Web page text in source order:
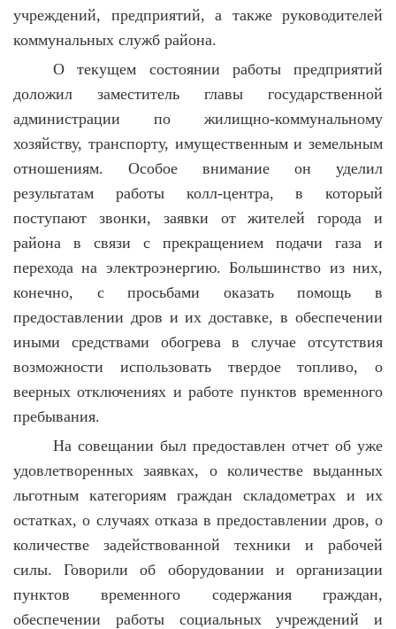
учреждений, предприятий, а также руководителей
коммунальных служб района.
О текущем состоянии работы предприятий
доложил заместитель главы государственной
администрации по жилищно-коммунальному
хозяйству, транспорту, имущественным и земельным
отношениям. Особое внимание он уделил
результатам работы колл-центра, в который
поступают звонки, заявки от жителей города и
района в связи с прекращением подачи газа и
перехода на электроэнергию. Большинство из них,
конечно, с просьбами оказать помощь в
предоставлении дров и их доставке, в обеспечении
иными средствами обогрева в случае отсутствия
возможности использовать твердое топливо, о
веерных отключениях и работе пунктов временного
пребывания.
На совещании был предоставлен отчет об уже
удовлетворенных заявках, о количестве выданных
льготным категориям граждан складометрах и их
остатках, о случаях отказа в предоставлении дров, о
количестве задействованной техники и рабочей
силы. Говорили об оборудовании и организации
пунктов временного содержания граждан,
обеспечении работы социальных учреждений и